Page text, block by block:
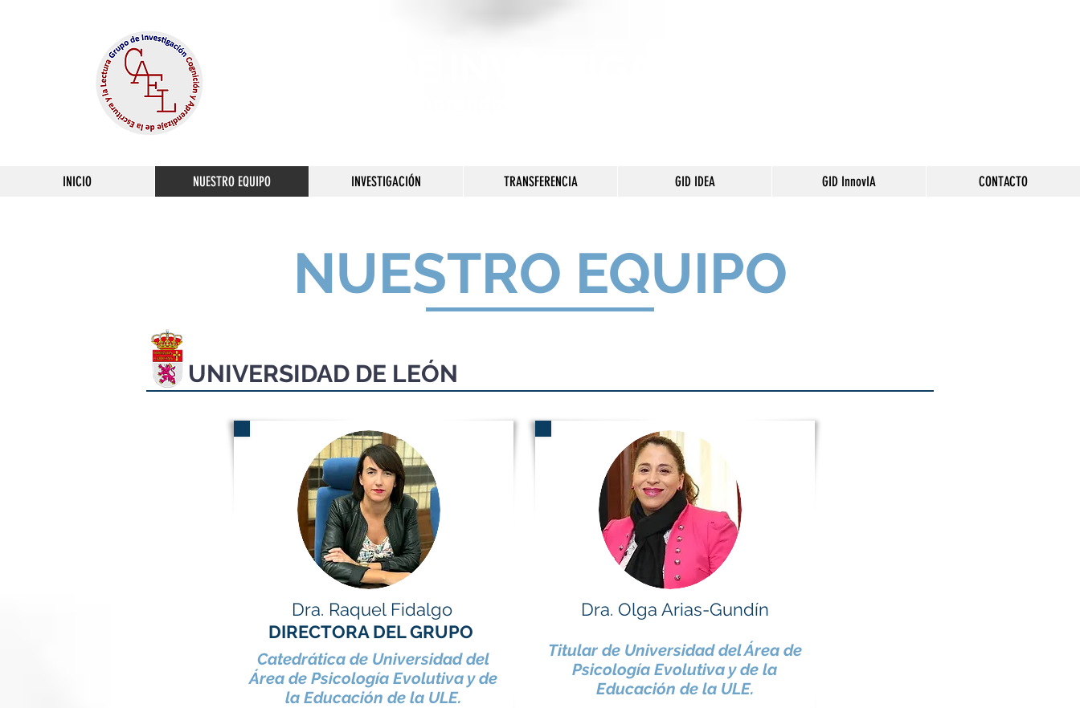
INICIO NUESTRO EQUIPO INVESTIGACIÓN TRANSFERENCIA GID IDEA GID InnovIA CONTACTO
NUESTRO EQUIPO
UNIVERSIDAD DE LEÓN
Dra. Raquel Fidalgo
DIRECTORA DEL GRUPO
Catedrática de Universidad del
Área de Psicología Evolutiva y de
la Educación de la ULE.
Dra. Olga Arias-Gundín
Titular de Universidad del Área de
Psicología Evolutiva y de la
Educación de la ULE.